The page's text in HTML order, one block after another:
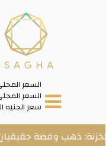
السعر
السعر
سعر الجنيه
وفضة حقيقيان، شراء